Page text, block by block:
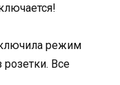
режим
Все